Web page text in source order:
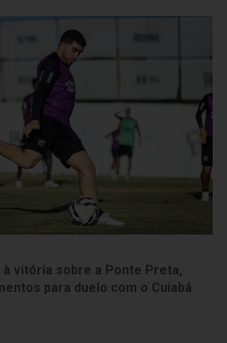
à vitória sobre a Ponte Preta,
para duelo com o Cuiabá